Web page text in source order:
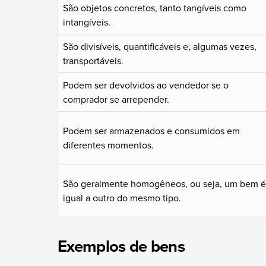
São objetos concretos, tanto tangíveis como
intangíveis.
São divisíveis, quantificáveis e, algumas vezes,
transportáveis.
Podem ser devolvidos ao vendedor se o
comprador se arrepender.
Podem ser armazenados e consumidos em
diferentes momentos.
São geralmente homogêneos, ou seja, um bem é
igual a outro do mesmo tipo.
Exemplos de bens